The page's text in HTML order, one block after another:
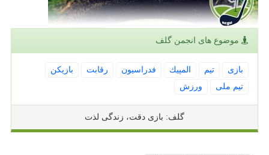
موضوع های انجمن گلف
بازی تیم المپیك فدراسیون رقابت
بازیكن
تیم ملی
ورزش
گلف: بازی دقت، زندگی لذت